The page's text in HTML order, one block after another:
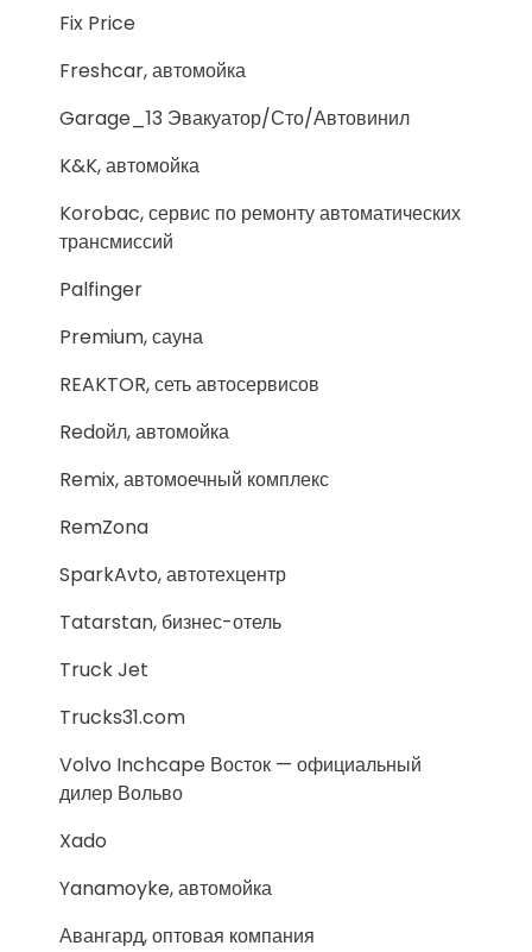
Fix Price
Freshcar, автомойка
Garage_13 Эвакуатор/Сто/Автовинил
K&K, автомойка
Korobac, сервис по ремонту автоматических
трансмиссий
Palfinger
Premium, сауна
REAKTOR, сеть автосервисов
Redойл, автомойка
Remix, автомоечный комплекс
RemZona
SparkAvto, автотехцентр
Tatarstan, бизнес-отель
Truck Jet
Trucks31.com
Volvo Inchcape Восток — официальный
дилер Вольво
Xado
Yanamoyke, автомойка
Авангард, оптовая компания